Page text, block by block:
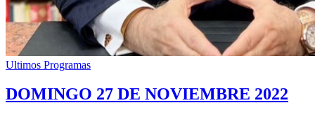
Ultimos Programas
DOMINGO 27 DE NOVIEMBRE 2022